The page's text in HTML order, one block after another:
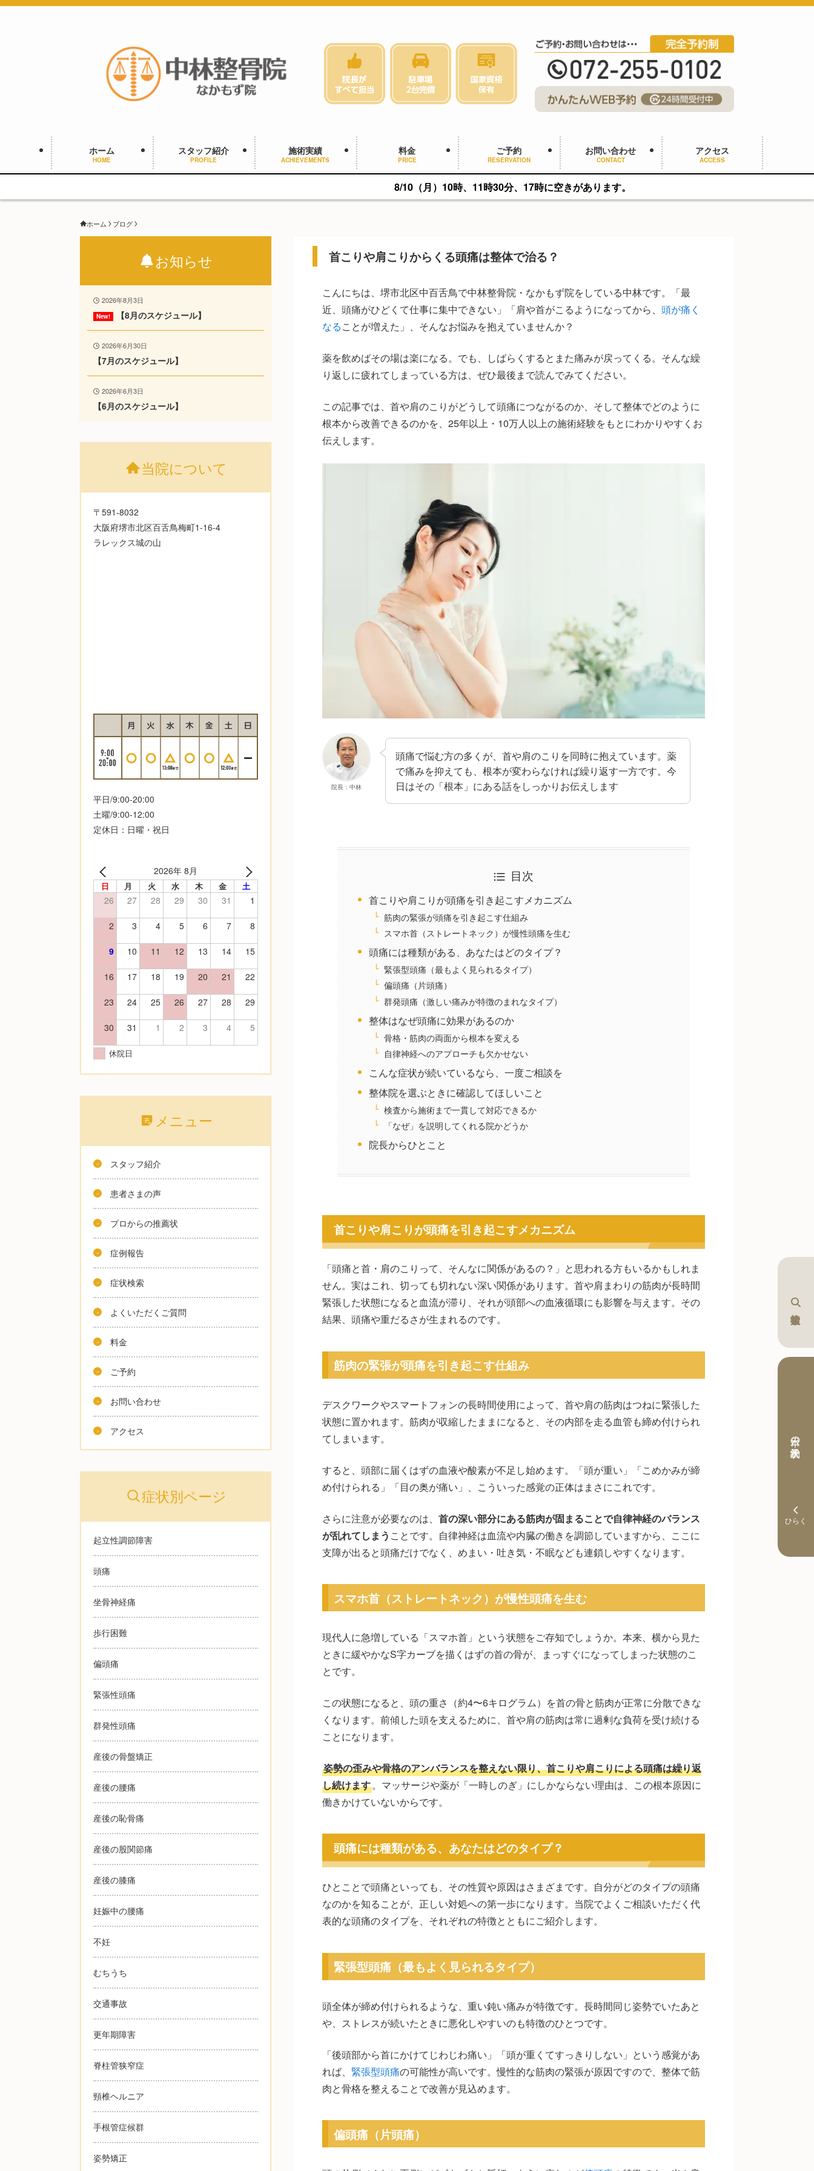
ホーム
HOME
スタッフ紹介
PROFILE
施術実績
ACHIEVEMENTS
料金
PRICE
ご予約
RESERVATION
お問い合わせ
CONTACT
アクセス
ACCESS
8/10（月）10時、11時30分、17時に空きがあります。
ホーム ブログ
首こりや肩こりからくる頭痛は整体で治る？
本日の予約状況
こんにちは、堺市北区中百舌鳥で中林整骨院・なかもず院をしている中林です。「最
近、頭痛がひどくて仕事に集中できない」「肩や首がこるようになってから、 頭が痛く
なることが増えた」、そんなお悩みを抱えていませんか？
薬を飲めばその場は楽になる。でも、しばらくするとまた痛みが戻ってくる。そんな繰
り返しに疲れてしまっている方は、ぜひ最後まで読んでみてください。
この記事では、首や肩のこりがどうして頭痛につながるのか、そして整体でどのように
根本から改善できるのかを、25年以上・10万人以上の施術経験をもとにわかりやすくお
伝えします。
院長：中林
頭痛で悩む方の多くが、首や肩のこりを同時に抱えています。薬
で痛みを抑えても、根本が変わらなければ繰り返す一方です。今
日はその「根本」にある話をしっかりお伝えします
目次
首こりや肩こりが頭痛を引き起こすメカニズム
筋肉の緊張が頭痛を引き起こす仕組み
スマホ首（ストレートネック）が慢性頭痛を生む
頭痛には種類がある、あなたはどのタイプ？
緊張型頭痛（最もよく見られるタイプ）
偏頭痛（片頭痛）
群発頭痛（激しい痛みが特徴のまれなタイプ）
整体はなぜ頭痛に効果があるのか
骨格・筋肉の両面から根本を変える
自律神経へのアプローチも欠かせない
こんな症状が続いているなら、一度ご相談を
整体院を選ぶときに確認してほしいこと
検査から施術まで一貫して対応できるか
「なぜ」を説明してくれる院かどうか
院長からひとこと
首こりや肩こりが頭痛を引き起こすメカニズム
「頭痛と首・肩のこりって、そんなに関係があるの？」と思われる方もいるかもしれま
せん。実はこれ、切っても切れない深い関係があります。首や肩まわりの筋肉が長時間
緊張した状態になると血流が滞り、それが頭部への血液循環にも影響を与えます。その
結果、頭痛や重だるさが生まれるのです。
筋肉の緊張が頭痛を引き起こす仕組み
デスクワークやスマートフォンの長時間使用によって、首や肩の筋肉はつねに緊張した
状態に置かれます。筋肉が収縮したままになると、その内部を走る血管も締め付けられ
てしまいます。
すると、頭部に届くはずの血液や酸素が不足し始めます。「頭が重い」「こめかみが締
め付けられる」「目の奥が痛い」、こういった感覚の正体はまさにこれです。
さらに注意が必要なのは、 首の深い部分にある筋肉が固まることで自律神経のバランス
が乱れてしまう ことです。自律神経は血流や内臓の働きを調節していますから、ここに
支障が出ると頭痛だけでなく、めまい・吐き気・不眠なども連鎖しやすくなります。
スマホ首（ストレートネック）が慢性頭痛を生む
現代人に急増している「スマホ首」という状態をご存知でしょうか。本来、横から見た
ときに緩やかなS字カーブを描くはずの首の骨が、まっすぐになってしまった状態のこ
とです。
この状態になると、頭の重さ（約4〜6キログラム）を首の骨と筋肉が正常に分散できな
くなります。前傾した頭を支えるために、首や肩の筋肉は常に過剰な負荷を受け続ける
ことになります。
姿勢の歪みや骨格のアンバランスを整えない限り、首こりや肩こりによる頭痛は繰り返
し続けます。マッサージや薬が「一時しのぎ」にしかならない理由は、この根本原因に
働きかけていないからです。
頭痛には種類がある、あなたはどのタイプ？
ひとことで頭痛といっても、その性質や原因はさまざまです。自分がどのタイプの頭痛
なのかを知ることが、正しい対処への第一歩になります。当院でよくご相談いただく代
表的な頭痛のタイプを、それぞれの特徴とともにご紹介します。
緊張型頭痛（最もよく見られるタイプ）
頭全体が締め付けられるような、重い鈍い痛みが特徴です。長時間同じ姿勢でいたあと
や、ストレスが続いたときに悪化しやすいのも特徴のひとつです。
「後頭部から首にかけてじわじわ痛い」「頭が重くてすっきりしない」という感覚があ
れば、 緊張型頭痛の可能性が高いです。慢性的な筋肉の緊張が原因ですので、整体で筋
肉と骨格を整えることで改善が見込めます。
偏頭痛（片頭痛）
お知らせ
2026年8月3日
【8月のスケジュール】
2026年6月30日
【7月のスケジュール】
2026年6月3日
【6月のスケジュール】
当院について
〒591-8032
大阪府堺市北区百舌鳥梅町1-16-4
ラレックス城の山
平日/9:00-20:00
土曜/9:00-12:00
定休日：日曜・祝日
2026年 8月
日 月 火 水 木 金 土
26 27 28 29 30 31 1
2 3 4 5 6 7 8
9 10 11 12 13 14 15
16 17 18 19 20 21 22
23 24 25 26 27 28 29
30 31 1 2 3 4 5
休院日
メニュー
スタッフ紹介
患者さまの声
プロからの推薦状
症例報告
症状検索
よくいただくご質問
料金
ご予約
お問い合わせ
アクセス
症状別ページ
起立性調節障害
頭痛
坐骨神経痛
歩行困難
偏頭痛
緊張性頭痛
群発性頭痛
産後の骨盤矯正
産後の腰痛
産後の恥骨痛
産後の股関節痛
産後の膝痛
妊娠中の腰痛
不妊
むちうち
交通事故
更年期障害
脊柱管狭窄症
頸椎ヘルニア
手根管症候群
姿勢矯正